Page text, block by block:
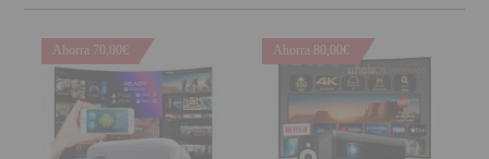
Ahorra 70,00€ Ahorra 80,00€